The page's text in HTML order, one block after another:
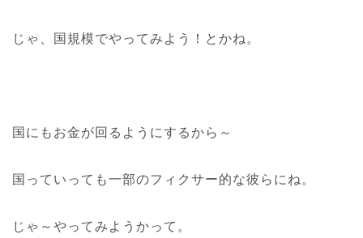
じゃ、国規模でやってみよう！とかね。
国にもお金が回るようにするから～
国っていっても一部のフィクサー的な彼らにね。
じゃ～やってみようかって。